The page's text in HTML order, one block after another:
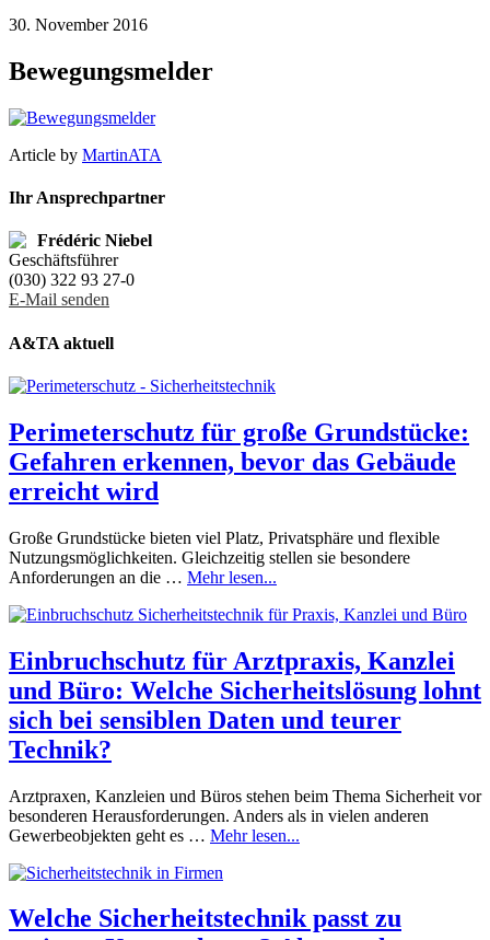
30. November 2016
Bewegungsmelder
Article by MartinATA
Ihr Ansprechpartner
Frédéric Niebel
Geschäftsführer
(030) 322 93 27-0
E-Mail senden
A&TA aktuell
Perimeterschutz für große Grundstücke:
Gefahren erkennen, bevor das Gebäude
erreicht wird
Große Grundstücke bieten viel Platz, Privatsphäre und flexible
Nutzungsmöglichkeiten. Gleichzeitig stellen sie besondere
Anforderungen an die … Mehr lesen...
Einbruchschutz für Arztpraxis, Kanzlei
und Büro: Welche Sicherheitslösung lohnt
sich bei sensiblen Daten und teurer
Technik?
Arztpraxen, Kanzleien und Büros stehen beim Thema Sicherheit vor
besonderen Herausforderungen. Anders als in vielen anderen
Gewerbeobjekten geht es … Mehr lesen...
Welche Sicherheitstechnik passt zu